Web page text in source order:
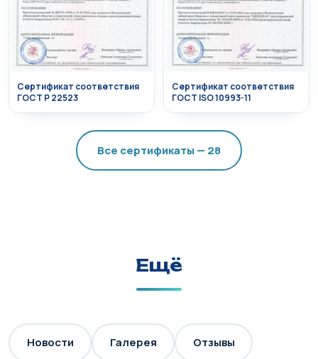
Сертификат соответствия
ГОСТ Р 22523
Сертификат соответствия
ГОСТ ISO 10993-11
Все сертификаты — 28
Ещё
Новости Галерея Отзывы